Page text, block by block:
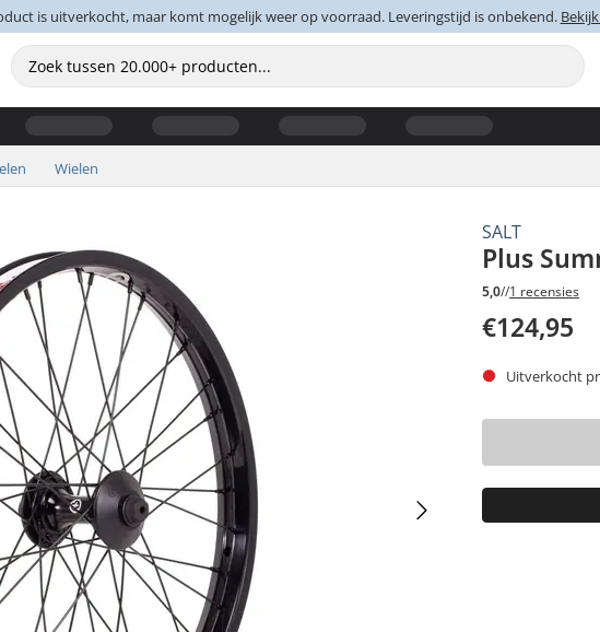
is uitverkocht, maar komt mogelijk weer op voorraad. Leveringstijd is onbekend.
Wielen
SALT
Plus
5,0//1 recensies
€124,95
Uitverkocht